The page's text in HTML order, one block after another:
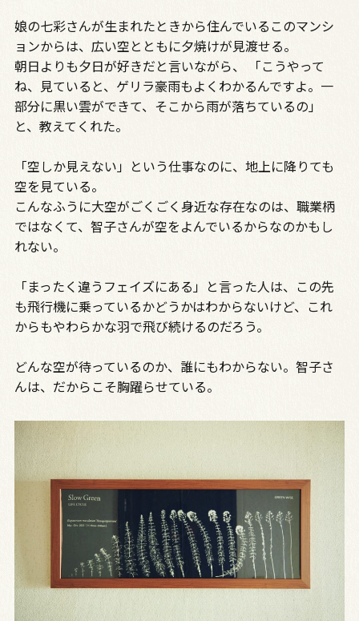
娘の七彩さんが生まれたときから住んでいるこのマンシ
ョンからは、広い空とともに夕焼けが見渡せる。
朝日よりも夕日が好きだと言いながら、 「こうやって
ね、見ていると、ゲリラ豪雨もよくわかるんですよ。一
部分に黒い雲ができて、そこから雨が落ちているの」
と、教えてくれた。
「空しか見えない」という仕事なのに、地上に降りても
空を見ている。
こんなふうに大空がごくごく身近な存在なのは、職業柄
ではなくて、智子さんが空をよんでいるからなのかもし
れない。
「まったく違うフェイズにある」と言った人は、この先
も飛行機に乗っているかどうかはわからないけど、これ
からもやわらかな羽で飛び続けるのだろう。
どんな空が待っているのか、誰にもわからない。智子さ
んは、だからこそ胸躍らせている。